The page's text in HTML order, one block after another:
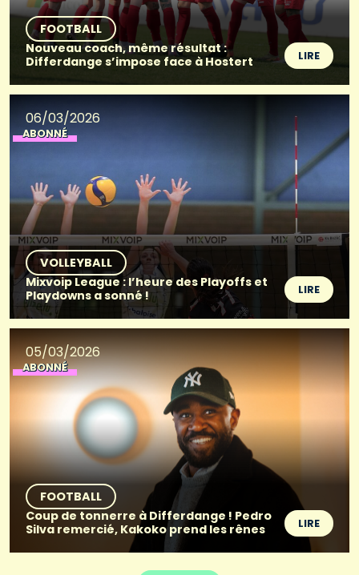
FOOTBALL
Nouveau coach, même résultat :
Differdange s’impose face à Hostert
LIRE
06/03/2026
ABONNÉ
VOLLEYBALL
Mixvoip League : l’heure des Playoffs et
Playdowns a sonné !
LIRE
05/03/2026
ABONNÉ
FOOTBALL
Coup de tonnerre à Differdange ! Pedro
Silva remercié, Kakoko prend les rênes
LIRE